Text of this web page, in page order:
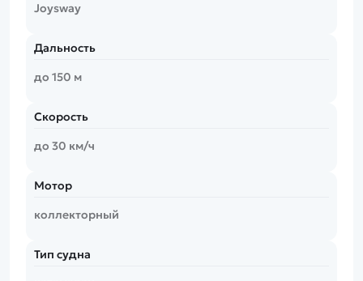
Joysway
Дальность
до 150 м
Скорость
до 30 км/ч
Мотор
коллекторный
Тип судна